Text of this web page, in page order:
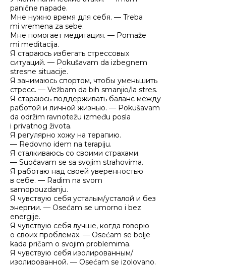
panične napade.
Мне нужно время для себя. — Treba
mi vremena za sebe.
Мне помогает медитация. — Pomaže
mi meditacija.
Я стараюсь избегать стрессовых
ситуаций. — Pokušavam da izbegnem
stresne situacije.
Я занимаюсь спортом, чтобы уменьшить
стресс. — Vežbam da bih smanjio/la stres.
Я стараюсь поддерживать баланс между
работой и личной жизнью. — Pokušavam
da održim ravnotežu između posla
i privatnog života.
Я регулярно хожу на терапию.
— Redovno idem na terapiju.
Я сталкиваюсь со своими страхами.
— Suočavam se sa svojim strahovima.
Я работаю над своей уверенностью
в себе. — Radim na svom
samopouzdanju.
Я чувствую себя усталым/усталой и без
энергии. — Osećam se umorno i bez
energije.
Я чувствую себя лучше, когда говорю
о своих проблемах. — Osećam se bolje
kada pričam o svojim problemima.
Я чувствую себя изолированным/
изолированной. — Osećam se izolovano.